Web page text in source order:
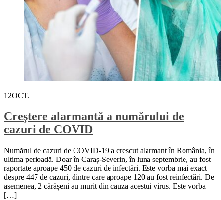
12OCT.
Creștere alarmantă a numărului de
cazuri de COVID
Numărul de cazuri de COVID-19 a crescut alarmant în România, în
ultima perioadă. Doar în Caraș-Severin, în luna septembrie, au fost
raportate aproape 450 de cazuri de infectări. Este vorba mai exact
despre 447 de cazuri, dintre care aproape 120 au fost reinfectări. De
asemenea, 2 cărășeni au murit din cauza acestui virus. Este vorba
[…]